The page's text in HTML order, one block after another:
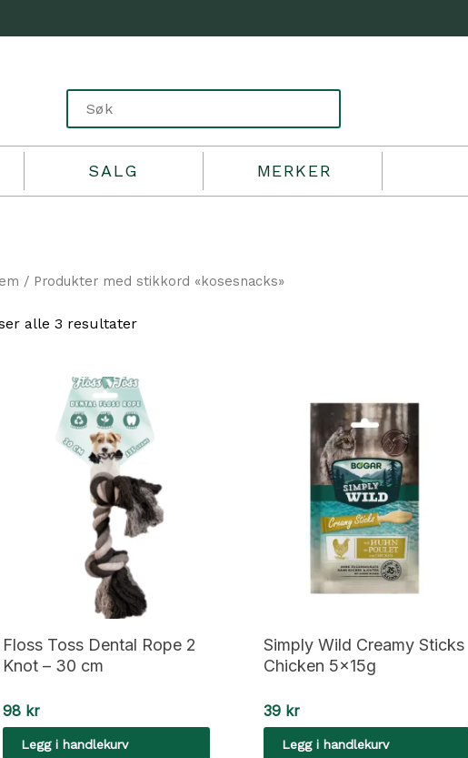
SALG MERKER
/ Produkter med stikkord «kosesnacks»
alle 3 resultaterSortert
Floss Toss Dental Rope 2
Knot – 30 cm
98 kr
Legg i handlekurv
Simply Wild Creamy Sticks
Chicken 5x15g
39 kr
Legg i handlekurv